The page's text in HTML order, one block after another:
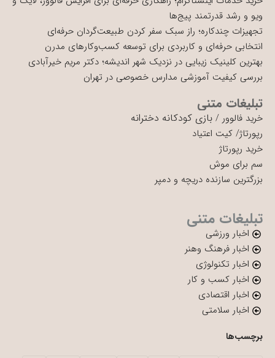
ویو و رشد قدرتمند پیج‌ها
تجهیزات چندکاره؛ راز سبک سفر کردن طبیعت‌گردان حرفه‌ای
انتخابی حرفه‌ای و کاربردی برای توسعه کسب‌وکارهای مدرن
بهترین کلینیک زیبایی در نزدیک شهر اندیشه؛ دکتر مریم خیرآبادی
بررسی کیفیت آموزشی مدارس خصوصی در تهران
تبلیغات متنی
خرید فالوور / بازی کودکانه دخترانه
رپورتاژ/ کیت اعتیاد
خرید رپورتاژ
سم برای موش
بزرگترین سازنده دریچه و دمپر
تبلیغات متنی
اخبار ورزشی
اخبار فرهنگ وهنر
اخبار تکنولوژی
اخبار کسب و کار
اخبار اقتصادی
اخبار سلامتی
برچسب‌ها